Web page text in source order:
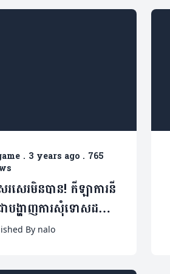
. 3 years ago . 765
សេរមិនបាន! កីឡាការនី
ាបង្ហាញការសុំទោសដល់
ារនីវៀតណាម ក្រោយ
By nalo